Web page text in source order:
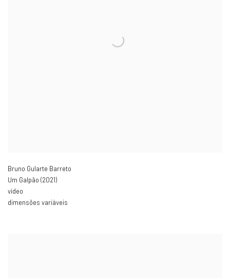
Bruno Gularte Barreto
Um Galpão (2021)
vídeo
dimensões variáveis